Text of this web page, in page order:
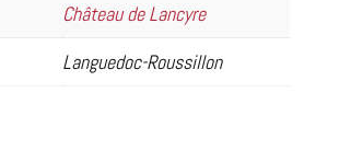
Château de Lancyre
Languedoc-Roussillon